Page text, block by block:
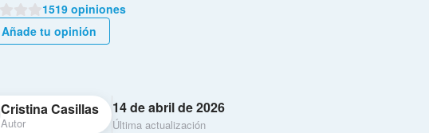
1519 opiniones
Añade tu opinión
Cristina Casillas
Autor
14 de abril de 2026
Última actualización